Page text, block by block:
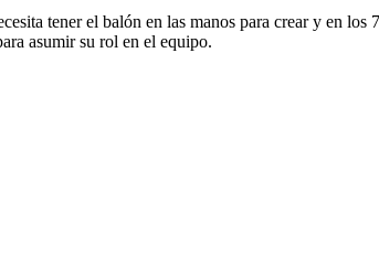
tener el balón en las manos para crear y en
asumir su rol en el equipo.